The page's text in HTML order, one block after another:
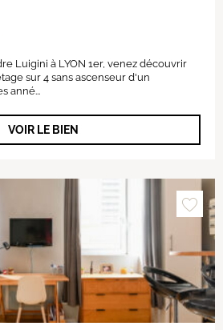
Luigini à LYON 1er, venez découvrir
sur 4 sans ascenseur d'un
anné...
VOIR LE BIEN